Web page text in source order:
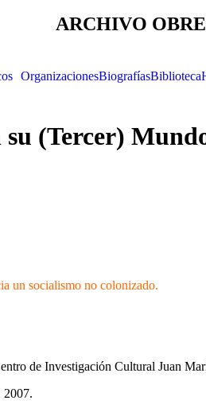
ARCHIVO
OrganizacionesBiografíasBiblioteca
(Tercer)
un socialismo no colonizado.
de Investigación Cultural Juan
2007.